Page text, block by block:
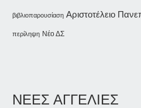
βιβλιοπαρουσίαση Αριστοτέλειο
περίληψη Νέο ΔΣ
ΝΕΕΣ ΑΓΓΕΛΙΕΣ